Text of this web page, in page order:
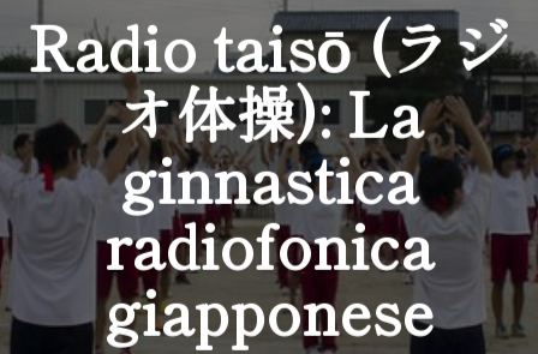
Radio taisō (ラジ
オ体操): La
ginnastica
radiofonica
giapponese